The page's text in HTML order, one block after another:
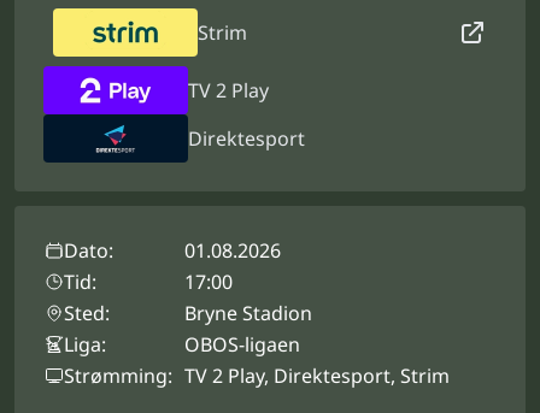
Strim
TV 2 Play
Direktesport
Dato:
01.08.2026
Tid:
17:00
Sted:
Bryne Stadion
Liga:
OBOS-ligaen
Strømming: TV 2 Play, Direktesport, Strim